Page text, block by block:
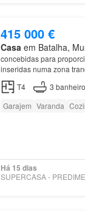
415 000 €
Casa em Batalha,
concebidas para
inseridas numa zona
piso encontra ainda um
T4 3
Garajem Varanda
Há 15 dias